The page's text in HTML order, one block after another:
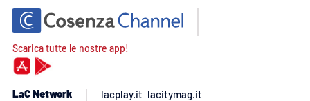
Scarica tutte le nostre app!
LaC Network
lacplay.it lacitymag.it